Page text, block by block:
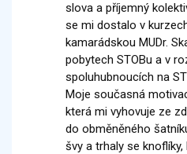
slova a příjemný
se mi dostalo v
kamarádskou MUDr.
pobytech STOBu a v
spoluhubnoucích na
Moje současná
která mi vyhovuje ze
do obměněného
švy a trhaly se